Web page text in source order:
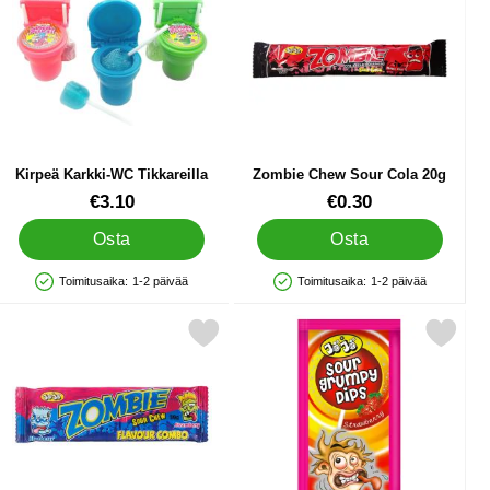
Kirpeä Karkki-WC Tikkareilla
Tuote.nro 40115€3.10
Osta
Saatavuus: Varastossa
Toimitusaika: 1-2 päivää
Zombie Chew Sour Cola 20g
Tuote.nro 90111€0.30
Osta
Saatavuus: Varastossa
Toimitusaika: 1-2 päivää
20g suosikiksi
zombie Chew Sour Blueberry & Strawberry 30g suosikiksi
Merkitse mansikka-tikkari Happamalla